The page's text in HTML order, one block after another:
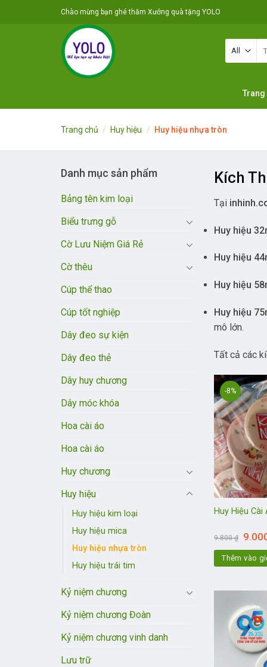
Chào mừng bạn ghé thăm Xưởng quà tặng YOLO
Trang
Trang chủ / Huy hiệu / Huy hiệu nhựa tròn
Danh mục sản phẩm
Bảng tên kim loại
Biểu trưng gỗ
Cờ Lưu Niệm Giá Rẻ
Cờ thêu
Cúp thể thao
Cúp tốt nghiệp
Dây đeo sự kiện
Dây đeo thẻ
Dây huy chương
Dây móc khóa
Hoa cài áo
Hoa cài áo
Huy chương
Huy hiệu
Huy hiệu kim loại
Huy hiệu mica
Huy hiệu nhựa tròn
Huy hiệu trái tim
Kỷ niệm chương
Kỷ niệm chương Đoàn
Kỷ niệm chương vinh danh
Lưu trữ
Kích
Tại
Huy hiệu
Huy hiệu
Huy hiệu
Huy hiệu
mô lớn.
Tất cả các
-8%
Huy Hiệu Cài
9.800₫
Giá
gốc
là:
9.800
Thêm vào